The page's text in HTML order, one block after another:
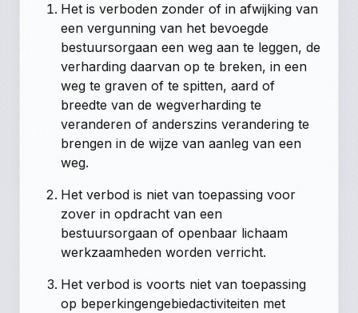
Het is verboden zonder of in afwijking van
een vergunning van het bevoegde
bestuursorgaan een weg aan te leggen, de
verharding daarvan op te breken, in een
weg te graven of te spitten, aard of
breedte van de wegverharding te
veranderen of anderszins verandering te
brengen in de wijze van aanleg van een
weg.
Het verbod is niet van toepassing voor
zover in opdracht van een
bestuursorgaan of openbaar lichaam
werkzaamheden worden verricht.
Het verbod is voorts niet van toepassing
op beperkingengebiedactiviteiten met